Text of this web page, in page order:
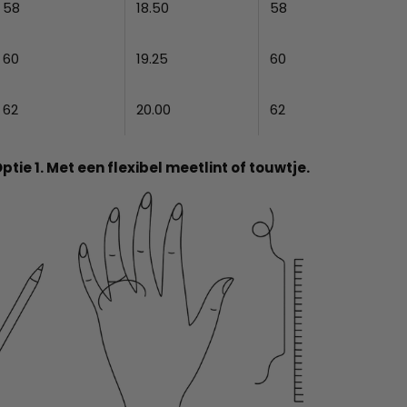
58 18.50 58
60 19.25 60
62 20.00 62
1. Met een flexibel meetlint of touwtje.